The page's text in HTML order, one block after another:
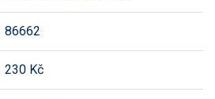
86662
230 Kč